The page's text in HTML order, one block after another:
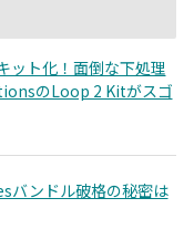
ット化！面倒な下処理
のLoop 2 Kitがスゴ
バンドル破格の秘密は